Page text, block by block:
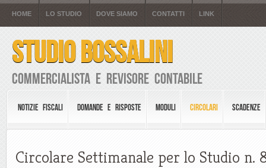
HOME LO STUDIO DOVE SIAMO CONTATTI LINK
STUDIO BOSSALINI
Commercialista e Revisore Contabile
NOTIZIE FISCALI DOMANDE E RISPOSTE MODULI CIRCOLARI SCADENZE
Circolare Settimanale per lo Studio n.